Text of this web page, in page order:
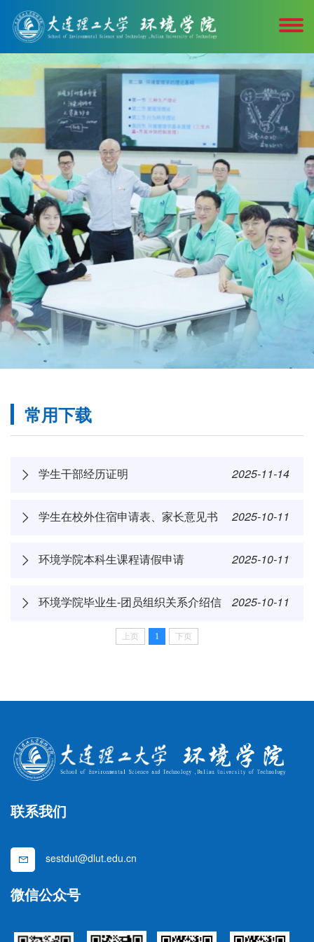
常用下载
2025-11-14
学生干部经历证明
2025-10-11
学生在校外住宿申请表、家长意见书
2025-10-11
环境学院本科生课程请假申请
2025-10-11
环境学院毕业生-团员组织关系介绍信
上页 1 下页
联系我们
sestdut@dlut.edu.cn
微信公众号